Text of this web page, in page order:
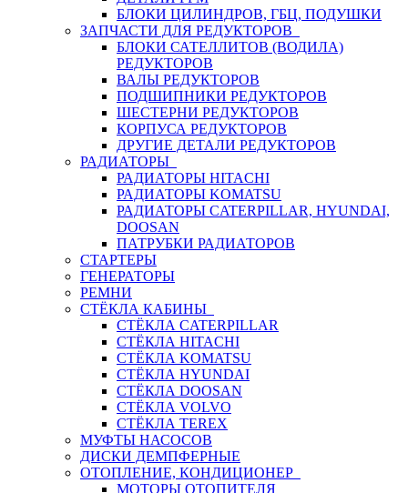
БЛОКИ ЦИЛИНДРОВ, ГБЦ, ПОДУШКИ
ЗАПЧАСТИ ДЛЯ РЕДУКТОРОВ
БЛОКИ САТЕЛЛИТОВ (ВОДИЛА)
РЕДУКТОРОВ
ВАЛЫ РЕДУКТОРОВ
ПОДШИПНИКИ РЕДУКТОРОВ
ШЕСТЕРНИ РЕДУКТОРОВ
КОРПУСА РЕДУКТОРОВ
ДРУГИЕ ДЕТАЛИ РЕДУКТОРОВ
РАДИАТОРЫ
РАДИАТОРЫ HITACHI
РАДИАТОРЫ KOMATSU
РАДИАТОРЫ CATERPILLAR, HYUNDAI,
DOOSAN
ПАТРУБКИ РАДИАТОРОВ
СТАРТЕРЫ
ГЕНЕРАТОРЫ
РЕМНИ
СТЁКЛА КАБИНЫ
СТЁКЛА CATERPILLAR
СТЁКЛА HITACHI
СТЁКЛА KOMATSU
СТЁКЛА HYUNDAI
СТЁКЛА DOOSAN
СТЁКЛА VOLVO
СТЁКЛА TEREX
МУФТЫ НАСОСОВ
ДИСКИ ДЕМПФЕРНЫЕ
ОТОПЛЕНИЕ, КОНДИЦИОНЕР
МОТОРЫ ОТОПИТЕЛЯ